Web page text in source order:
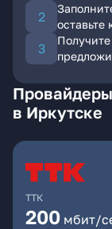
в Иркутске
ТТК
200 мбит/